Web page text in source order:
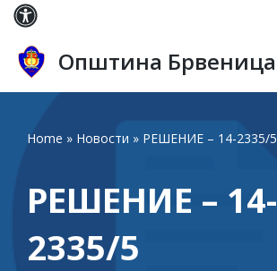
Skip
to
content
Општина Брвеница
Home » Новости » РЕШЕНИЕ – 14-2335/5
РЕШЕНИЕ – 14-
2335/5